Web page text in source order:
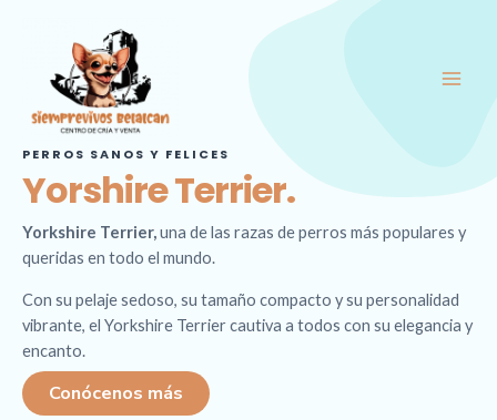
PERROS SANOS Y FELICES
Yorshire Terrier.
Yorkshire Terrier,una de las razas de perros más populares y
queridas en todo el mundo.
Con su pelaje sedoso, su tamaño compacto y su personalidad
vibrante, el Yorkshire Terrier cautiva a todos con su elegancia y
encanto.
Conócenos más